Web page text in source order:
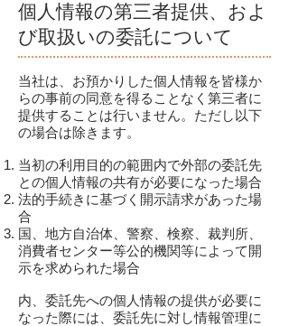
個人情報の第三者提供、およ
び取扱いの委託について
当社は、お預かりした個人情報を皆様か
らの事前の同意を得ることなく第三者に
提供することは行いません。ただし以下
の場合は除きます。
当初の利用目的の範囲内で外部の委託先
との個人情報の共有が必要になった場合
法的手続きに基づく開示請求があった場
合
国、地方自治体、警察、検察、裁判所、
消費者センター等公的機関等によって開
示を求められた場合
内、委託先への個人情報の提供が必要に
なった際には、委託先に対し情報管理に